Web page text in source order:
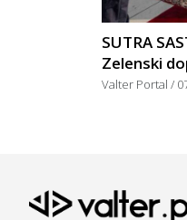
SUTRA
Zelenski
Valter Portal